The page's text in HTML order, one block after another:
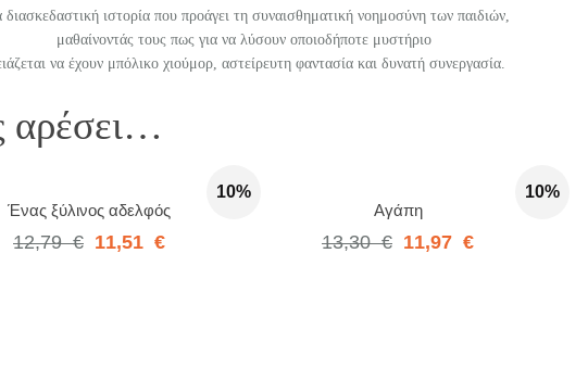
ιστορία που προάγει τη συναισθηματική νοημοσύνη των παιδιών,
μαθαίνοντάς τους πως για να λύσουν οποιοδήποτε μυστήριο
να έχουν μπόλικο χιούμορ, αστείρευτη φαντασία και δυνατή συνεργασία.
αρέσει…
Ένας ξύλινος αδελφός
12,79 € 11,51 €
10%
Αγάπη
13,30 € 11,97 €
10%